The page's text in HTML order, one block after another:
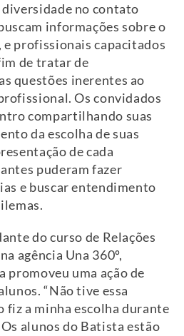
diversidade no contato
informações sobre o
e profissionais capacitados
de tratar de
questões inerentes ao
Os convidados
compartilhando suas
da escolha de suas
de cada
puderam fazer
e buscar entendimento
do curso de Relações
agência Una 360º,
promoveu uma ação de
“Não tive essa
fiz a minha escolha durante
alunos do Batista estão